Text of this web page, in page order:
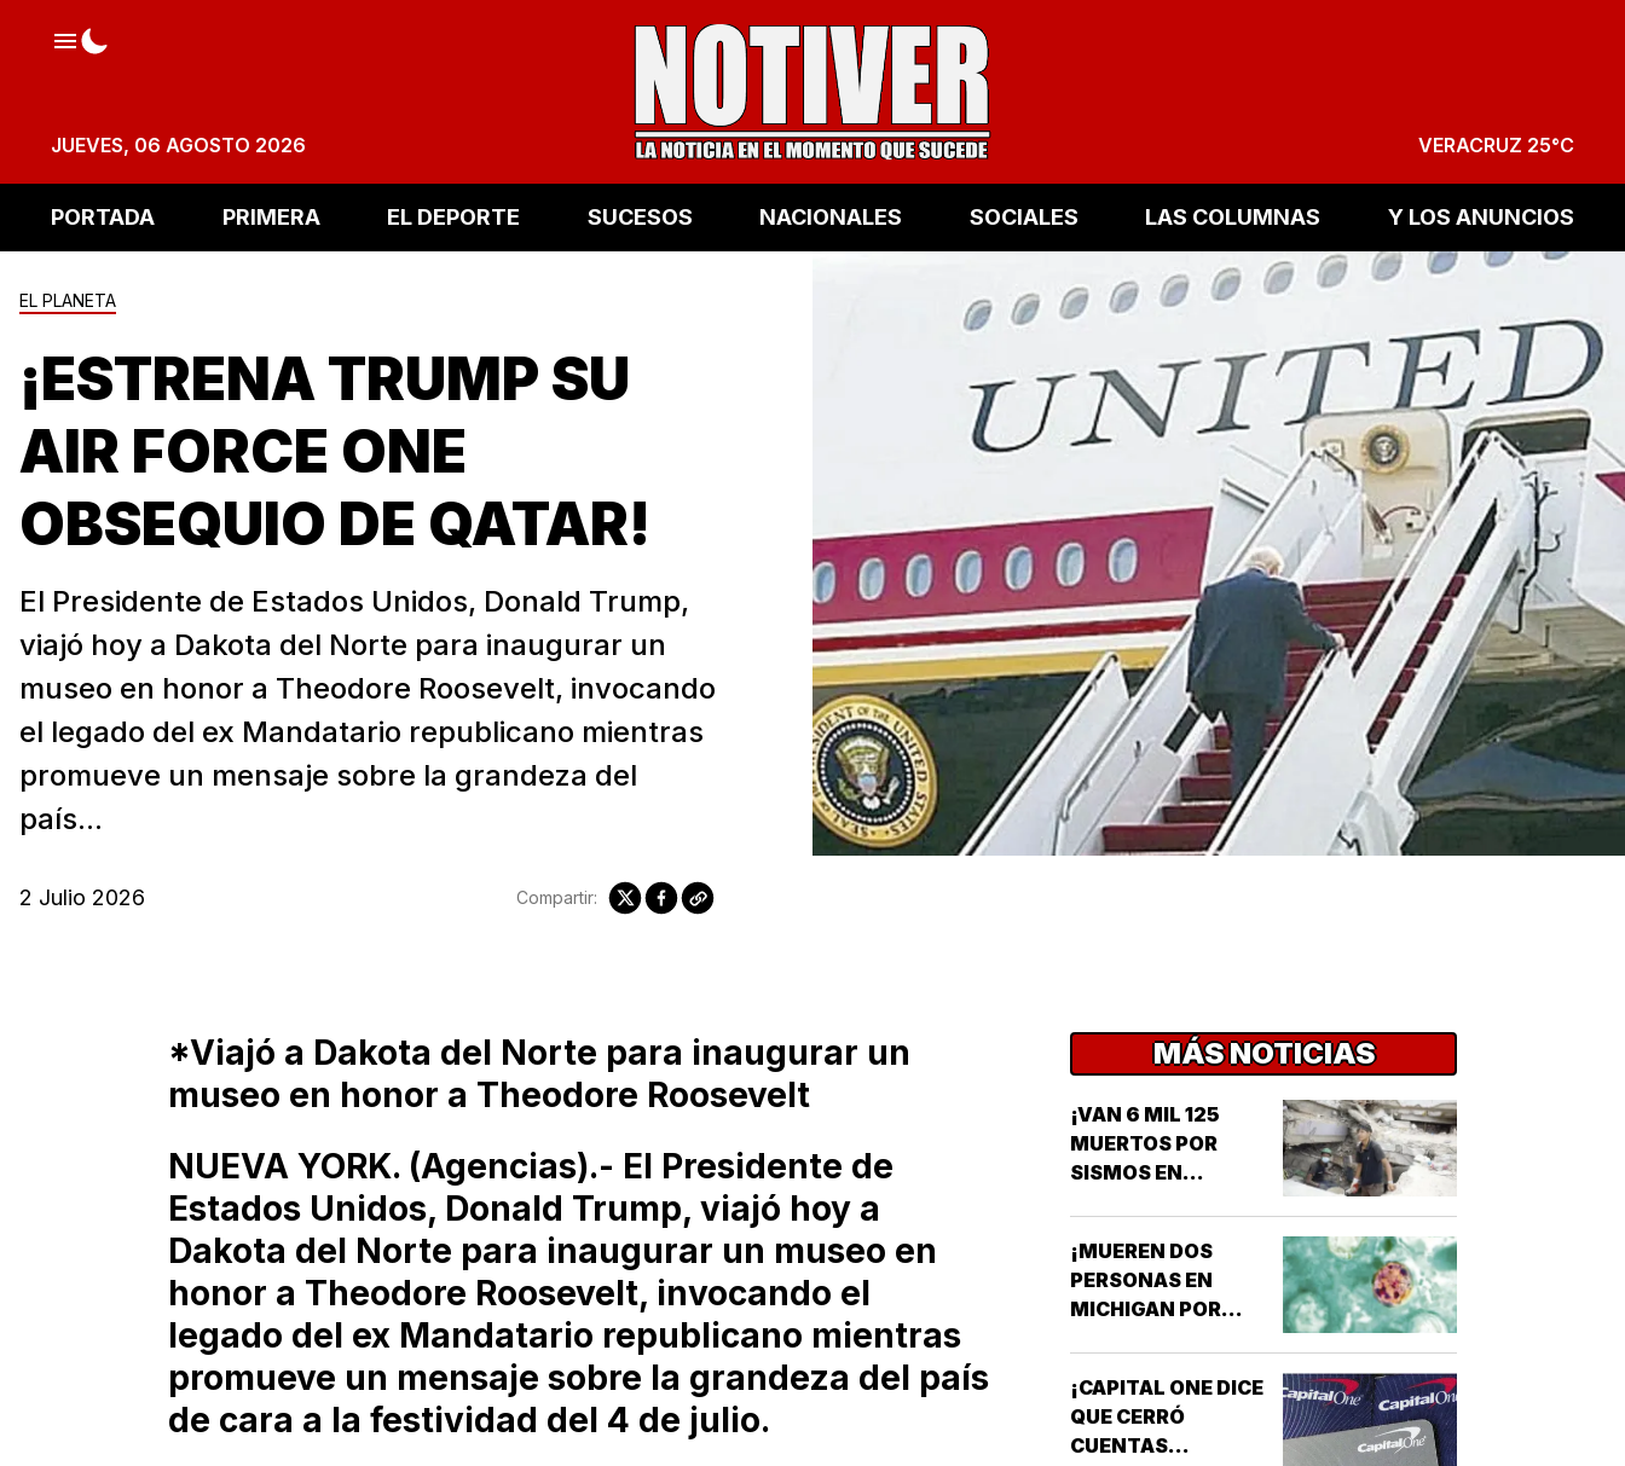
JUEVES, 06 AGOSTO 2026 VERACRUZ 25°C
PORTADA PRIMERA EL DEPORTE SUCESOS NACIONALES SOCIALES LAS COLUMNAS Y LOS ANUNCIOS
EL PLANETA
¡ESTRENA TRUMP SU
AIR FORCE ONE
OBSEQUIO DE QATAR!
El Presidente de Estados Unidos, Donald Trump,
viajó hoy a Dakota del Norte para inaugurar un
museo en honor a Theodore Roosevelt, invocando
el legado del ex Mandatario republicano mientras
promueve un mensaje sobre la grandeza del
país...
2 Julio 2026 Compartir:
*Viajó a Dakota del Norte para inaugurar un
museo en honor a Theodore Roosevelt
NUEVA YORK. (Agencias).- El Presidente de
Estados Unidos, Donald Trump, viajó hoy a
Dakota del Norte para inaugurar un museo en
honor a Theodore Roosevelt, invocando el
legado del ex Mandatario republicano mientras
promueve un mensaje sobre la grandeza del país
de cara a la festividad del 4 de julio.
MÁS NOTICIAS
¡VAN 6 MIL 125
MUERTOS POR
SISMOS EN
¡MUEREN DOS
PERSONAS EN
MICHIGAN POR
¡CAPITAL ONE DICE
QUE CERRÓ
CUENTAS